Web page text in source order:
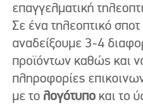
επαγγελματική
Σε ένα τηλεοπτικό σποτ
αναδείξουμε 3-4
προϊόντων καθώς και
πληροφορίες
με το λογότυπο και το